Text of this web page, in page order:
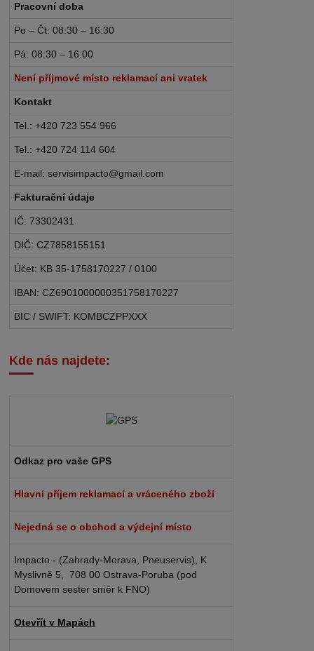
Pracovní doba
Po – Čt: 08:30 – 16:30
Pá: 08:30 – 16:00
Není příjmové místo reklamací ani vratek
Kontakt
Tel.: +420 723 554 966
Tel.: +420 724 114 604
E-mail: servisimpacto@gmail.com
Fakturační údaje
IČ: 73302431
DIČ: CZ7858155151
Účet: KB 35-1758170227 / 0100
IBAN: CZ6901000000351758170227
BIC / SWIFT: KOMBCZPPXXX
Kde nás najdete:
Odkaz pro vaše GPS
Hlavní příjem reklamací a vráceného zboží
Nejedná se o obchod a výdejní místo
Impacto - (Zahrady-Morava, Pneuservis), K
Myslivně 5, 708 00 Ostrava-Poruba (pod
Domovem sester směr k FNO)
Otevřít v Mapách